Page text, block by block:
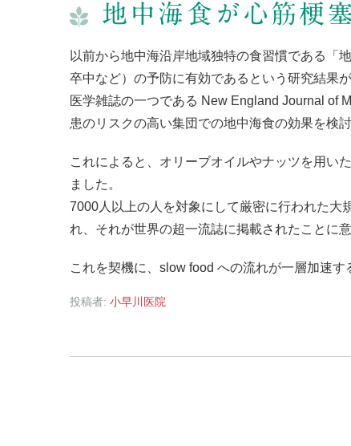
地中海食が心筋梗
以前から地中海沿岸地域独特の食習慣である「
卒中など）の予防に有効であるという研究結果
医学雑誌の一つである New England Journal of
患のリスクの高い集団での地中海食の効果を検
これによると、オリーブオイルやナッツを用い
ました。
7000人以上の人を対象にして厳密に行われた大
れ、それが世界の超一流誌に掲載されたことに
これを契機に、slow food への流れが一層加速す
投稿者: 小早川医院